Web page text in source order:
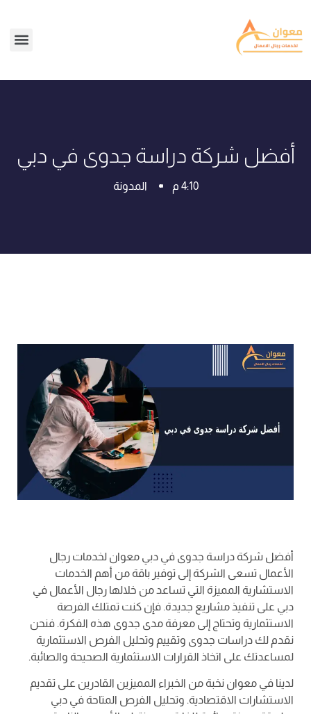
أفضل شركة دراسة جدوى في دبي
4:10 م المدونة
أفضل شركة دراسة جدوى في دبي معوان لخدمات رجال
الأعمال تسعى الشركة إلى توفير باقة من أهم الخدمات
الاستشارية المميزة التي تساعد من خلالها رجال الأعمال في
دبي على تنفيذ مشاريع جديدة. فإن كنت تمتلك الفرصة
الاستثمارية وتحتاج إلى معرفة مدى جدوى هذه الفكرة. فنحن
نقدم لك دراسات جدوى وتقييم وتحليل الفرص الاستثمارية
لمساعدتك على اتخاذ القرارات الاستثمارية الصحيحة والصائبة.
لدينا في معوان نخبة من الخبراء المميزين القادرين على تقديم
الاستشارات الاقتصادية. وتحليل الفرص المتاحة في دبي